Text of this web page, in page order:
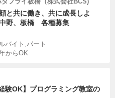
と共に働き、共に成長しよ
野、板橋 各種募集
バイト,パート
からOK
験OK】プログラミング教室の